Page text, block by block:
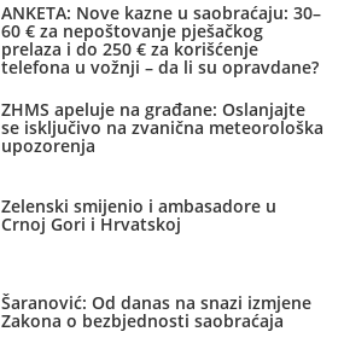
ANKETA: Nove kazne u saobraćaju: 30–
60 € za nepoštovanje pješačkog
prelaza i do 250 € za korišćenje
telefona u vožnji – da li su opravdane?
ZHMS apeluje na građane: Oslanjajte
se isključivo na zvanična meteorološka
upozorenja
Zelenski smijenio i ambasadore u
Crnoj Gori i Hrvatskoj
Šaranović: Od danas na snazi izmjene
Zakona o bezbjednosti saobraćaja